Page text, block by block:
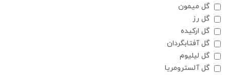
گل میمون
گل رز
گل ارکیده
گل آفتابگردان
گل لیلیوم
گل آلسترومریا